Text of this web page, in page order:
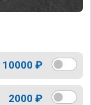
10000 ₽
2000 ₽